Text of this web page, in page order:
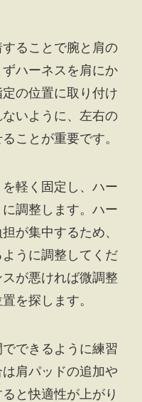
ることで腕と肩の
ハーネスを肩にか
の位置に取り付け
いように、左右の
ことが重要です。
軽く固定し、ハー
調整します。ハー
が集中するため、
うに調整してくだ
が悪ければ微調整
を探します。
できるように練習
肩パッドの追加や
と快適性が上がり